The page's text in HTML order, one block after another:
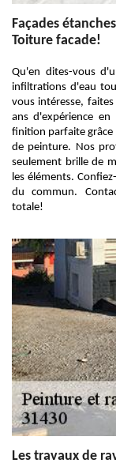
Façades
Toiture facade!
Qu'en dites-vous
infiltrations d'eau
vous intéresse,
ans d'expérience en
finition parfaite grâce
de peinture. Nos
seulement brille de
les éléments.
du commun.
totale!
Les travaux de